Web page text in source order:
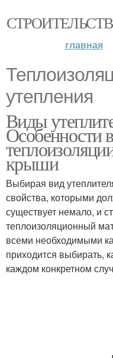
главная
утепления
Виды
Особенности
крыши
Выбирая вид
свойства, которыми
существует немало, и
теплоизоляционный
всеми необходимыми
приходится выбирать,
каждом конкретном